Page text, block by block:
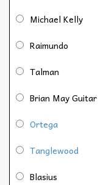
Michael Kelly
Raimundo
Talman
Brian May Guitar
Ortega
Tanglewood
Blasius